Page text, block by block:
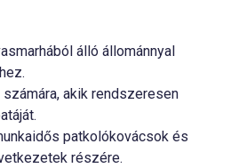
álló állománnyal
akik rendszeresen
patkolókovácsok és
részére.